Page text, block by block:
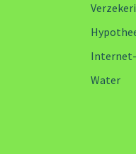
Water